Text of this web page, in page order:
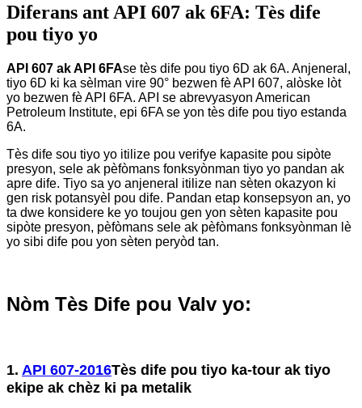
Diferans ant API 607 ​​ak 6FA: Tès dife
pou tiyo yo
API 607 ​​ak API 6FAse tès dife pou tiyo 6D ak 6A. Anjeneral,
tiyo 6D ki ka sèlman vire 90° bezwen fè API 607, alòske lòt
yo bezwen fè API 6FA. API se abrevyasyon American
Petroleum Institute, epi 6FA se yon tès dife pou tiyo estanda
6A.
Tès dife sou tiyo yo itilize pou verifye kapasite pou sipòte
presyon, sele ak pèfòmans fonksyònman tiyo yo pandan ak
apre dife. Tiyo sa yo anjeneral itilize nan sèten okazyon ki
gen risk potansyèl pou dife. Pandan etap konsepsyon an, yo
ta dwe konsidere ke yo toujou gen yon sèten kapasite pou
sipòte presyon, pèfòmans sele ak pèfòmans fonksyònman lè
yo sibi dife pou yon sèten peryòd tan.
Nòm Tès Dife pou Valv yo:
1. API 607-2016Tès dife pou tiyo ka-tour ak tiyo
ekipe ak chèz ki pa metalik